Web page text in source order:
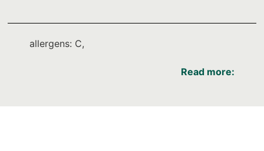
allergens: C,
Read more: